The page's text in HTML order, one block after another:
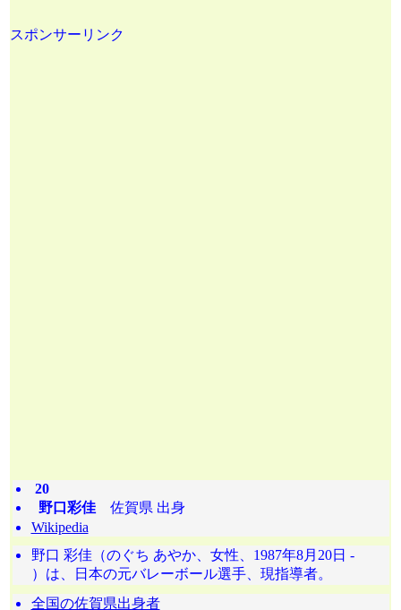
スポンサーリンク
20
野口彩佳佐賀県 出身
Wikipedia
野口 彩佳（のぐち あやか、女性、1987年8月20日 -
）は、日本の元バレーボール選手、現指導者。
全国の佐賀県出身者